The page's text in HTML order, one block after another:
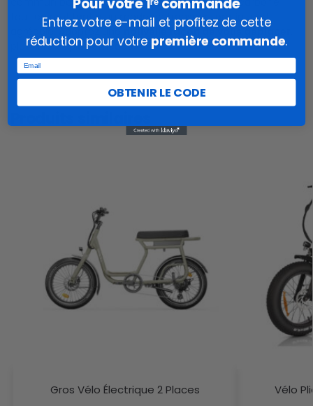
tout en profitant d’un mode de transport pratique et
nouvelle façon de vous déplacer
plus libre et plus efficace.
Gros Vélo Électrique 2 Places Vélo
Entrez votre e-mail et profitez de cette
réduction pour votre première commande.
Email
OBTENIR LE CODE